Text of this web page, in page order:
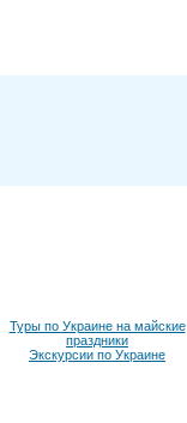
Туры по Украине на майские
праздники
Экскурсии по Украине